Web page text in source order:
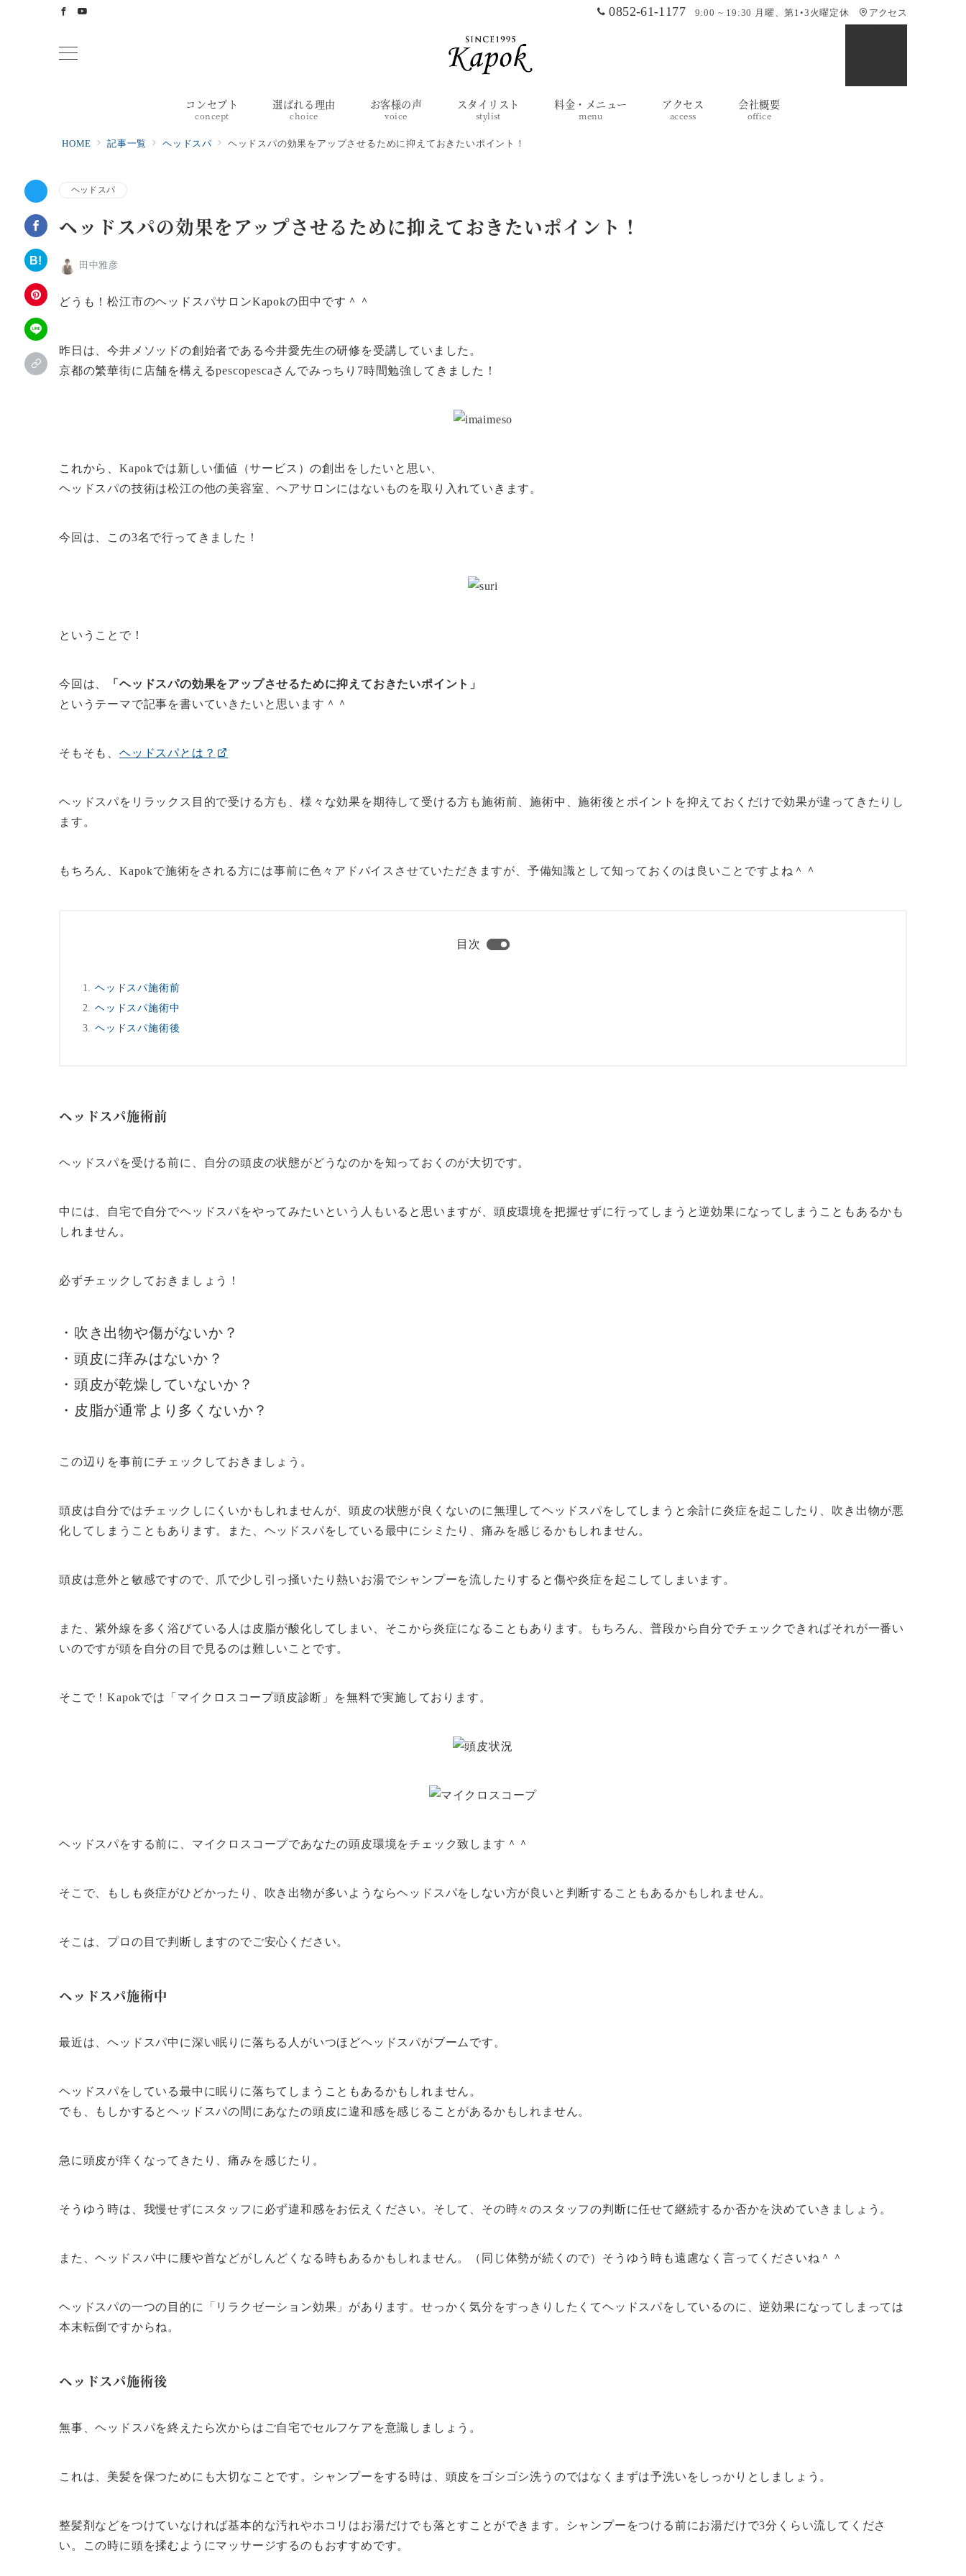
0852-61-1177 9:00 ~ 19:30 月曜、第1•3火曜定休 アクセス
コンセプト
concept
選ばれる理由
choice
お客様の声
voice
スタイリスト
stylist
料金・メニュー
menu
アクセス
access
会社概要
office
HOME 記事一覧 ヘッドスパ ヘッドスパの効果をアップさせるために抑えておきたいポイント！
ヘッドスパ
ヘッドスパの効果をアップさせるために抑えておきたいポイント！
田中雅彦
どうも！松江市のヘッドスパサロンKapokの田中です＾＾
昨日は、今井メソッドの創始者である今井愛先生の研修を受講していました。
京都の繁華街に店舗を構えるpescopescaさんでみっちり7時間勉強してきました！
これから、Kapokでは新しい価値（サービス）の創出をしたいと思い、
ヘッドスパの技術は松江の他の美容室、ヘアサロンにはないものを取り入れていきます。
今回は、この3名で行ってきました！
ということで！
今回は、
「ヘッドスパの効果をアップさせるために抑えておきたいポイント」
というテーマで記事を書いていきたいと思います＾＾
そもそも、 ヘッドスパとは？
ヘッドスパをリラックス目的で受ける方も、様々な効果を期待して受ける方も施術前、施術中、施術後とポイントを抑えておくだけで効果が違ってきたりし
ます。
もちろん、Kapokで施術をされる方には事前に色々アドバイスさせていただきますが、予備知識として知っておくのは良いことですよね＾＾
目次
ヘッドスパ施術前
ヘッドスパ施術中
ヘッドスパ施術後
ヘッドスパ施術前
ヘッドスパを受ける前に、自分の頭皮の状態がどうなのかを知っておくのが大切です。
中には、自宅で自分でヘッドスパをやってみたいという人もいると思いますが、頭皮環境を把握せずに行ってしまうと逆効果になってしまうこともあるかも
しれません。
必ずチェックしておきましょう！
・吹き出物や傷がないか？
・頭皮に痒みはないか？
・頭皮が乾燥していないか？
・皮脂が通常より多くないか？
この辺りを事前にチェックしておきましょう。
頭皮は自分ではチェックしにくいかもしれませんが、頭皮の状態が良くないのに無理してヘッドスパをしてしまうと余計に炎症を起こしたり、吹き出物が悪
化してしまうこともあります。また、ヘッドスパをしている最中にシミたり、痛みを感じるかもしれません。
頭皮は意外と敏感ですので、爪で少し引っ掻いたり熱いお湯でシャンプーを流したりすると傷や炎症を起こしてしまいます。
また、紫外線を多く浴びている人は皮脂が酸化してしまい、そこから炎症になることもあります。もちろん、普段から自分でチェックできればそれが一番い
いのですが頭を自分の目で見るのは難しいことです。
そこで！Kapokでは「マイクロスコープ頭皮診断」を無料で実施しております。
ヘッドスパをする前に、マイクロスコープであなたの頭皮環境をチェック致します＾＾
そこで、もしも炎症がひどかったり、吹き出物が多いようならヘッドスパをしない方が良いと判断することもあるかもしれません。
そこは、プロの目で判断しますのでご安心ください。
ヘッドスパ施術中
最近は、ヘッドスパ中に深い眠りに落ちる人がいつほどヘッドスパがブームです。
ヘッドスパをしている最中に眠りに落ちてしまうこともあるかもしれません。
でも、もしかするとヘッドスパの間にあなたの頭皮に違和感を感じることがあるかもしれません。
急に頭皮が痒くなってきたり、痛みを感じたり。
そうゆう時は、我慢せずにスタッフに必ず違和感をお伝えください。そして、その時々のスタッフの判断に任せて継続するか否かを決めていきましょう。
また、ヘッドスパ中に腰や首などがしんどくなる時もあるかもしれません。（同じ体勢が続くので）そうゆう時も遠慮なく言ってくださいね＾＾
ヘッドスパの一つの目的に「リラクゼーション効果」があります。せっかく気分をすっきりしたくてヘッドスパをしているのに、逆効果になってしまっては
本末転倒ですからね。
ヘッドスパ施術後
無事、ヘッドスパを終えたら次からはご自宅でセルフケアを意識しましょう。
これは、美髪を保つためにも大切なことです。シャンプーをする時は、頭皮をゴシゴシ洗うのではなくまずは予洗いをしっかりとしましょう。
整髪剤などをつけていなければ基本的な汚れやホコリはお湯だけでも落とすことができます。シャンプーをつける前にお湯だけで3分くらい流してくださ
い。この時に頭を揉むようにマッサージするのもおすすめです。